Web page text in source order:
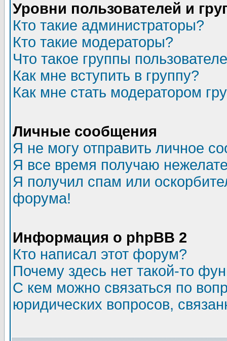
Уровни пользователей и
Кто такие администраторы?
Кто такие модераторы?
Что такое группы
Как мне вступить в группу?
Как мне стать модератором
Личные сообщения
Я не могу отправить личное
Я все время получаю
Я получил спам или
форума!
Информация о phpBB 2
Кто написал этот форум?
Почему здесь нет такой-то
С кем можно связаться по
юридических вопросов,